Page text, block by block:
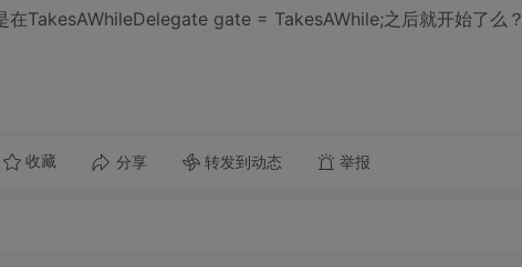
在TakesAWhileDelegate gate = TakesAWhile;之后就开始了么？
收藏 分享 转发到动态 举报